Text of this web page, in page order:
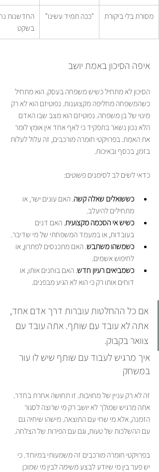
מסורת בלי ביקורת "ככה תמיד עשינו"
החדשנות
בשקט
איפה הסיכון באמת יושב
הסיכון לא מתחיל כשיש משפחה בעסק. הוא מתחיל
כשהמשפחה מחליפה מקצוענות. נפוטיזם הוא לא רק
מינוי של בן משפחה. נפוטיזם הוא מצב שבו האדם
הלא נכון נשאר בתפקיד כי לאף אחד אין אומץ לומר
את האמת. בפרויקטי חומרה מורכבים, זה עלול לעלות
בזמן, בכסף ובאיכות.
כדאי לשים לב לסימנים פשוטים:
כששואלים שאלה קשה. האם עונים ישר, או
מתחילים להיעלב.
כשיש אי הסכמה מקצועית. האם דנים
בעובדות, או במעמד המשפחתי של מי שדיבר.
כשמשהו משתבש. האם מתכנסים לפתרון, או
לחיפוש אשמים.
כשמביאים רעיון חדש. האם בוחנים אותו, או
דוחים אותו רק כי הוא לא הגיע מבפנים.
אם כל ההחלטות עוברות דרך אדם אחד,
אתה לא עובד עם שותף. אתה עובד עם
צוואר בקבוק.
איך מרגיש לעבוד עם שותף שיש לו עור
במשחק
זה לא רק עניין של מחויבות. זו תחושה אחרת בחדר.
אתה מרגיש שמולך לא יושב רק מי שרוצה לסגור
הזמנה, אלא מי שחי עם התוצאה. מישהו שיחיה גם
עם ההשלכות של טעות, וגם עם הפירות של הצלחה.
בפרויקטי חומרה מורכבים זה משמעותי במיוחד. כי
יש פער בין מי שיודע לבצע משימה לבין מי שמוכן